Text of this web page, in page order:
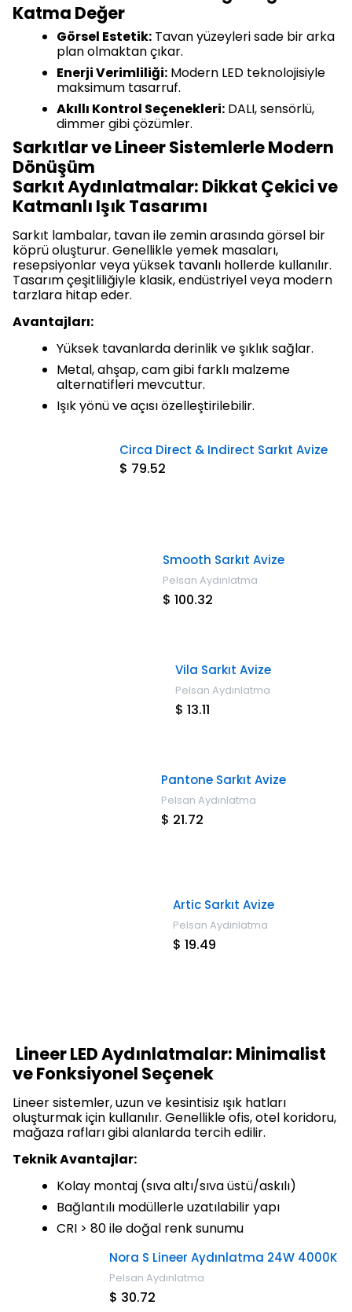
Katma Değer
Görsel Estetik: Tavan yüzeyleri sade bir arka
plan olmaktan çıkar.
Enerji Verimliliği: Modern LED teknolojisiyle
maksimum tasarruf.
Akıllı Kontrol Seçenekleri: DALI, sensörlü,
dimmer gibi çözümler.
Sarkıtlar ve Lineer Sistemlerle Modern
Dönüşüm
Sarkıt Aydınlatmalar: Dikkat Çekici ve
Katmanlı Işık Tasarımı
Sarkıt lambalar, tavan ile zemin arasında görsel bir
köprü oluşturur. Genellikle yemek masaları,
resepsiyonlar veya yüksek tavanlı hollerde kullanılır.
Tasarım çeşitliliğiyle klasik, endüstriyel veya modern
tarzlara hitap eder.
Avantajları:
Yüksek tavanlarda derinlik ve şıklık sağlar.
Metal, ahşap, cam gibi farklı malzeme
alternatifleri mevcuttur.
Işık yönü ve açısı özelleştirilebilir.
Circa Direct & Indirect Sarkıt Avize
$ 79.52
Smooth Sarkıt Avize
Pelsan Aydınlatma
$ 100.32
Vila Sarkıt Avize
Pelsan Aydınlatma
$ 13.11
Pantone Sarkıt Avize
Pelsan Aydınlatma
$ 21.72
Artic Sarkıt Avize
Pelsan Aydınlatma
$ 19.49
Lineer LED Aydınlatmalar: Minimalist
ve Fonksiyonel Seçenek
Lineer sistemler, uzun ve kesintisiz ışık hatları
oluşturmak için kullanılır. Genellikle ofis, otel koridoru,
mağaza rafları gibi alanlarda tercih edilir.
Teknik Avantajlar:
Kolay montaj (sıva altı/sıva üstü/askılı)
Bağlantılı modüllerle uzatılabilir yapı
CRI > 80 ile doğal renk sunumu
Nora S Lineer Aydınlatma 24W 4000K
Pelsan Aydınlatma
$ 30.72